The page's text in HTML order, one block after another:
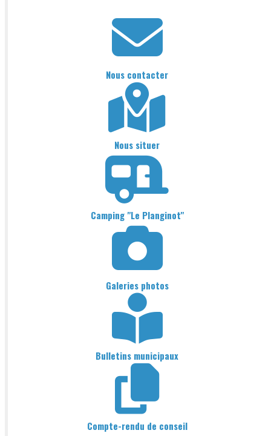
Nous contacter
Nous situer
Camping "Le Planginot"
Galeries photos
Bulletins municipaux
Compte-rendu de conseil